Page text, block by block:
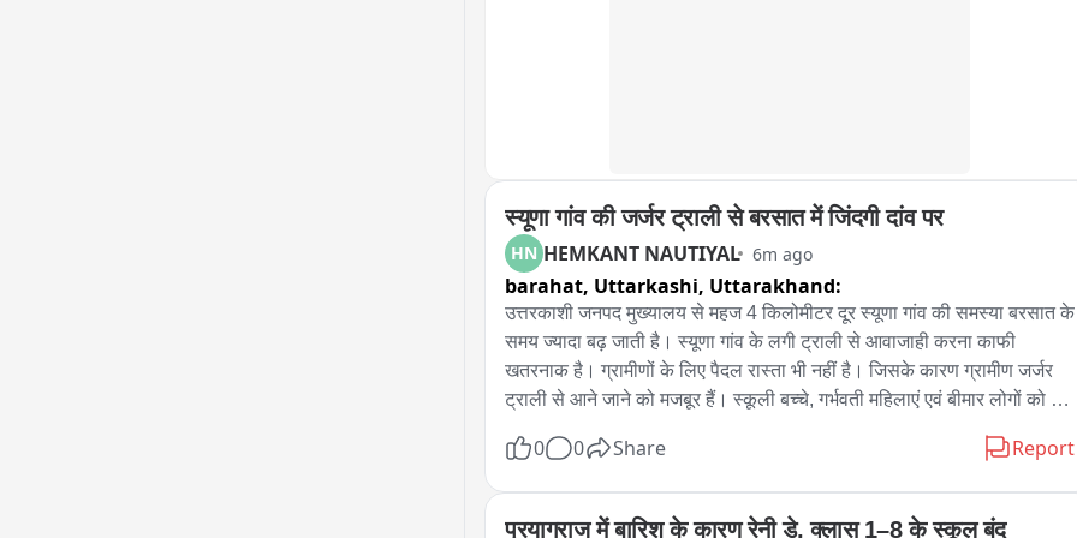
स्यूणा गांव की जर्जर ट्राली से बरसात में जिंदगी दांव पर
HN HEMKANT NAUTIYAL 6m ago
barahat, Uttarkashi, Uttarakhand:
उत्तरकाशी जनपद मुख्यालय से महज 4 किलोमीटर दूर स्यूणा गांव की समस्या बरसात के
समय ज्यादा बढ़ जाती है। स्यूणा गांव के लगी ट्राली से आवाजाही करना काफी
खतरनाक है। ग्रामीणों के लिए पैदल रास्ता भी नहीं है। जिसके कारण ग्रामीण जर्जर
ट्राली से आने जाने को मजबूर हैं। स्कूली बच्चे, गर्भवती महिलाएं एवं बीमार लोगों को
भागीरथी नदी और ऊपर ट्रॉली पर झूलती जिंदगी किसी बड़े हादसे को न्यौता दे रही है -
0 0 Share Report
प्रयागराज में बारिश के कारण रेनी डे, क्लास 1–8 के स्कूल बंद